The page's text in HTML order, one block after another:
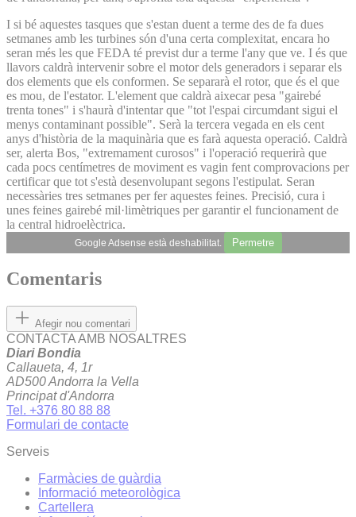
I si bé aquestes tasques que s'estan duent a terme des de fa dues
setmanes amb les turbines són d'una certa complexitat, encara ho
seran més les que FEDA té previst dur a terme l'any que ve. I és que
llavors caldrà intervenir sobre el motor dels generadors i separar els
dos elements que els conformen. Se separarà el rotor, que és el que
es mou, de l'estator. L'element que caldrà aixecar pesa "gairebé
trenta tones" i s'haurà d'intentar que "tot l'espai circumdant sigui el
menys contaminant possible". Serà la tercera vegada en els cent
anys d'història de la maquinària que es farà aquesta operació. Caldrà
ser, alerta Bos, "extremament curosos" i l'operació requerirà que
cada pocs centímetres de moviment es vagin fent comprovacions per
certificar que tot s'està desenvolupant segons l'estipulat. Seran
necessàries tres setmanes per fer aquestes feines. Precisió, cura i
unes feines gairebé mil·limètriques per garantir el funcionament de
la central hidroelèctrica.
Google Adsense està deshabilitat. Permetre
Comentaris
Afegir nou comentari
CONTACTA AMB NOSALTRES
Diari Bondia
Callaueta, 4, 1r
AD500 Andorra la Vella
Principat d'Andorra
Tel. +376 80 88 88
Formulari de contacte
Serveis
Farmàcies de guàrdia
Informació meteorològica
Cartellera